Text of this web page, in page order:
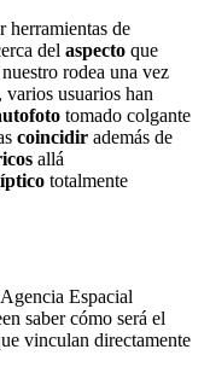
herramientas de
del aspecto que
rodea una vez
varios usuarios han
tomado colgante
coincidir además de
allá
totalmente
Espacial
saber cómo será el
vinculan directamente